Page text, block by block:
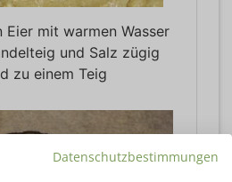
Eier mit warmen Wasser
und Salz zügig
zu einem Teig
Datenschutzbestimmungen